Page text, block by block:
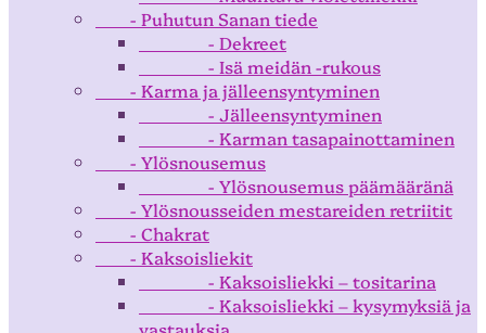
- Puhutun Sanan tiede
- Dekreet
- Isä meidän -rukous
- Karma ja jälleensyntyminen
- Jälleensyntyminen
- Karman tasapainottaminen
- Ylösnousemus
- Ylösnousemus päämääränä
- Ylösnousseiden mestareiden retriitit
- Chakrat
- Kaksoisliekit
- Kaksoisliekki – tositarina
- Kaksoisliekki – kysymyksiä ja